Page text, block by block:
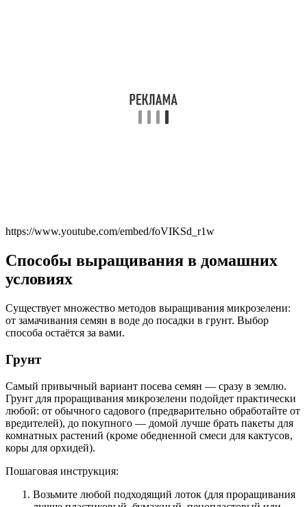
https://www.youtube.com/embed/foVIKSd_r1w
Способы выращивания в домашних
условиях
Существует множество методов выращивания микрозелени:
от замачивания семян в воде до посадки в грунт. Выбор
способа остаётся за вами.
Грунт
Самый привычный вариант посева семян — сразу в землю.
Грунт для проращивания микрозелени подойдет практически
любой: от обычного садового (предварительно обработайте от
вредителей), до покупного — домой лучше брать пакеты для
комнатных растений (кроме обедненной смеси для кактусов,
коры для орхидей).
Пошаговая инструкция:
Возьмите любой подходящий лоток (для проращивания